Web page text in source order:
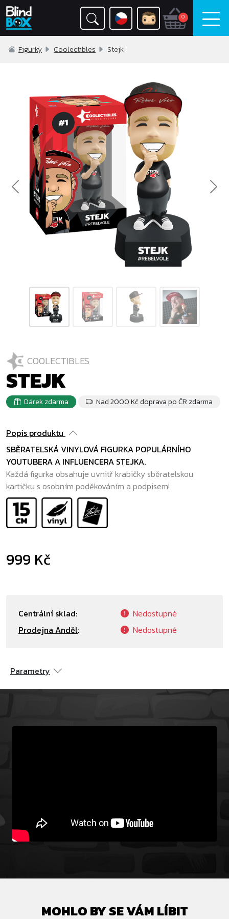
0
Figurky Coolectibles Stejk
Previous
COOLECTIBLES
STEJK
Dárek zdarma Nad 2000 Kč doprava po ČR zdarma
Popis produktu
SBĚRATELSKÁ VINYLOVÁ FIGURKA POPULÁRNÍHO
YOUTUBERA A INFLUENCERA STEJKA.
Každá figurka obsahuje uvnitř krabičky sběratelskou
kartičku s osobním poděkováním a podpisem!
999 Kč
Centrální sklad:
Nedostupné
Prodejna Anděl: Nedostupné
Parametry
MOHLO BY SE VÁM LÍBIT